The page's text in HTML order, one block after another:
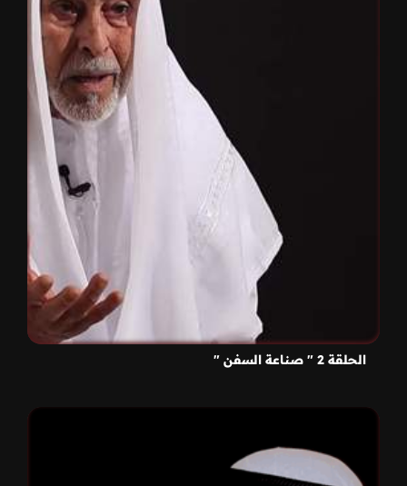
الحلقة 2 " صناعة السفن "